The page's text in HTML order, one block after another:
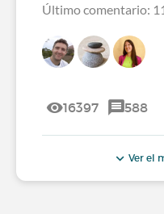
Último comentario:
16397 588
Ver el